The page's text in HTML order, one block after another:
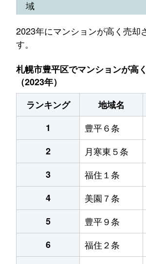
域
2023年にマンションが高く売却
す。
札幌市豊平区でマンションが高
（2023年）
ランキング
地域名
1
豊平６条
2
月寒東５条
3
福住１条
4
美園７条
5
豊平９条
6
福住２条